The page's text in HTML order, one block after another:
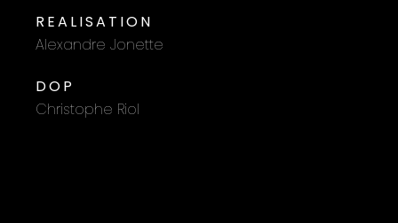
REALISATION
Alexandre Jonette
DOP
Christophe Riol